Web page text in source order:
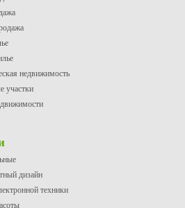
недвижимость
участки
дизайн
техники